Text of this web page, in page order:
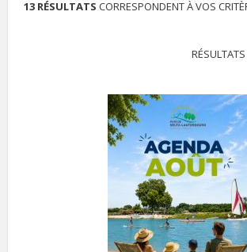
13 RÉSULTATS CORRESPONDENT À VOS